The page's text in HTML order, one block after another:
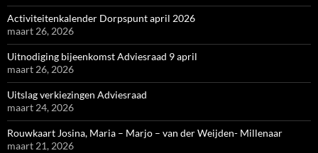
Activiteitenkalender Dorpspunt april 2026
maart 26, 2026
Uitnodiging bijeenkomst Adviesraad 9 april
maart 26, 2026
Uitslag verkiezingen Adviesraad
maart 24, 2026
Rouwkaart Josina, Maria – Marjo – van der Weijden- Millenaar
maart 21, 2026